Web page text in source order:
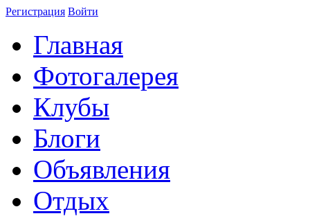
Регистрация Войти
Главная
Фотогалерея
Клубы
Блоги
Объявления
Отдых